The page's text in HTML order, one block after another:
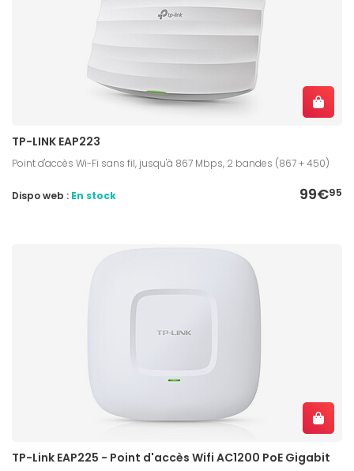
TP-LINK EAP223
Point d'accès Wi-Fi sans fil, jusqu'à 867 Mbps, 2 bandes (867 + 450)
99€95
Dispo web : En stock
TP-Link EAP225 - Point d'accès Wifi AC1200 PoE Gigabit